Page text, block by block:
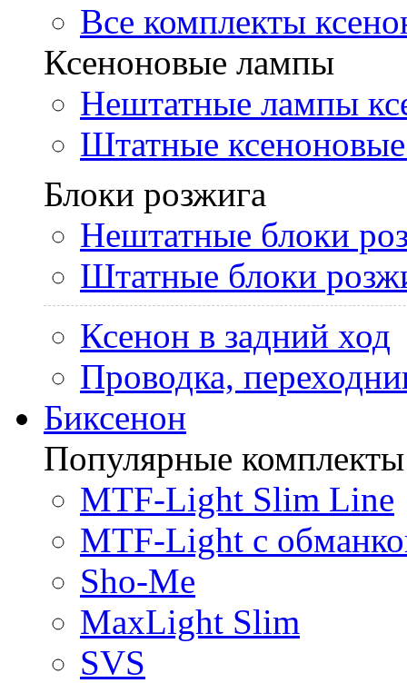
Все комплекты
Ксеноновые лампы
Нештатные лампы
Штатные
Блоки розжига
Нештатные блоки
Штатные блоки
Ксенон в задний ход
Проводка,
Биксенон
Популярные комплекты
MTF-Light Slim Line
MTF-Light с
Sho-Me
MaxLight Slim
SVS